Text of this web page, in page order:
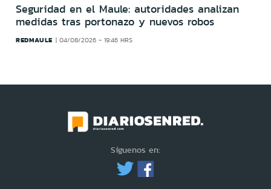
Seguridad en el Maule: autoridades analizan
medidas tras portonazo y nuevos robos
REDMAULE 04/08/2026 - 19:46 HRS
Síguenos en: